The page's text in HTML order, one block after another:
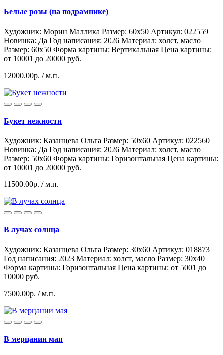
Белые розы (на подрамнике)
Художник: Морин Маллика Размер: 60x50 Артикул: 022559
Hoвинка: Да Год написания: 2026 Материал: холст, масло
Размер: 60х50 Форма картины: Вертикальная Цена картины:
от 10001 до 20000 руб.
12000.00р. / м.п.
Букет нежности
Художник: Казанцева Ольга Размер: 50x60 Артикул: 022560
Hoвинка: Да Год написания: 2026 Материал: холст, масло
Размер: 50х60 Форма картины: Горизонтальная Цена картины:
от 10001 до 20000 руб.
11500.00р. / м.п.
В лучах солнца
Художник: Казанцева Ольга Размер: 30x60 Артикул: 018873
Год написания: 2023 Материал: холст, масло Размер: 30х40
Форма картины: Горизонтальная Цена картины: от 5001 до
10000 руб.
7500.00р. / м.п.
В мерцании мая